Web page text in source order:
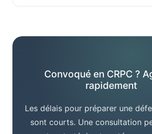
Convoqué en CRPC ?
rapidement
Les délais pour préparer une
sont courts. Une consultation